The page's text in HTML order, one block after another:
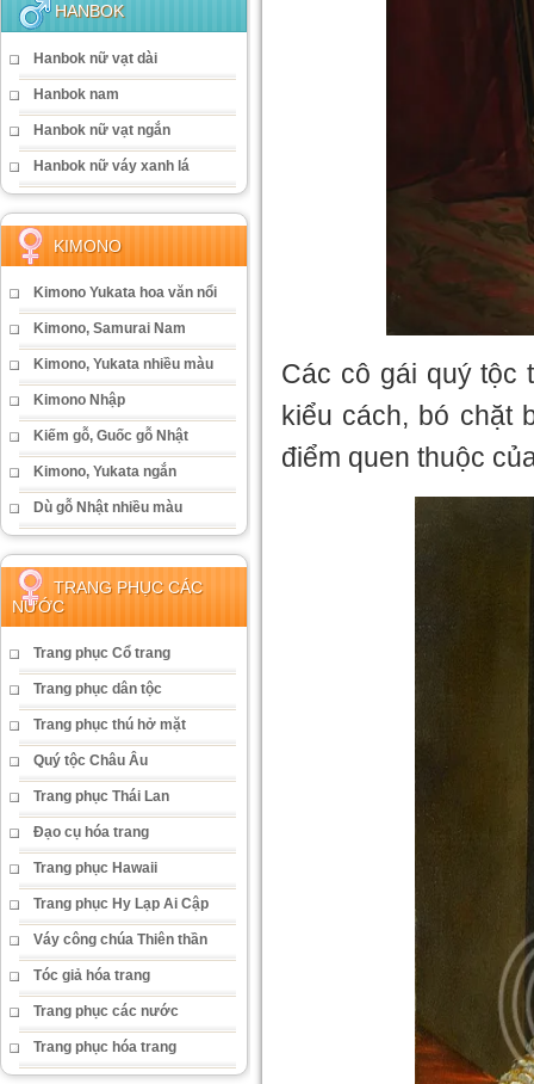
HANBOK
Hanbok nữ vạt dài
Hanbok nam
Hanbok nữ vạt ngắn
Hanbok nữ váy xanh lá
KIMONO
Kimono Yukata hoa văn nổi
Kimono, Samurai Nam
Kimono, Yukata nhiều màu
Kimono Nhập
Kiếm gỗ, Guốc gỗ Nhật
Kimono, Yukata ngắn
Dù gỗ Nhật nhiều màu
TRANG PHỤC CÁC
NƯỚC
Trang phục Cổ trang
Trang phục dân tộc
Trang phục thú hở mặt
Quý tộc Châu Âu
Trang phục Thái Lan
Đạo cụ hóa trang
Trang phục Hawaii
Trang phục Hy Lạp Ai Cập
Váy công chúa Thiên thần
Tóc giả hóa trang
Trang phục các nước
Trang phục hóa trang
Các cô gái quý tộc
kiểu cách, bó chặt
điểm quen thuộc